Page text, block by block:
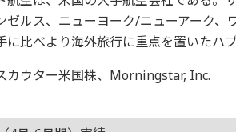
ゼルス、ニューヨーク/ニューアーク
に比べより海外旅行に重点を置いたハ
カウター米国株、Morningstar, Inc.